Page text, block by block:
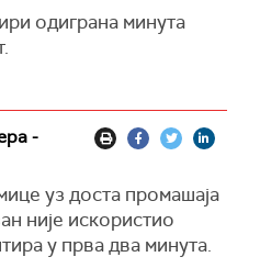
одиграна минута
-
уз доста промашаја
није искористио
у прва два минута.